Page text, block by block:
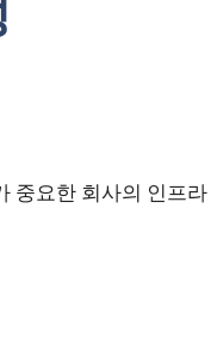
중요한 회사의 인프라